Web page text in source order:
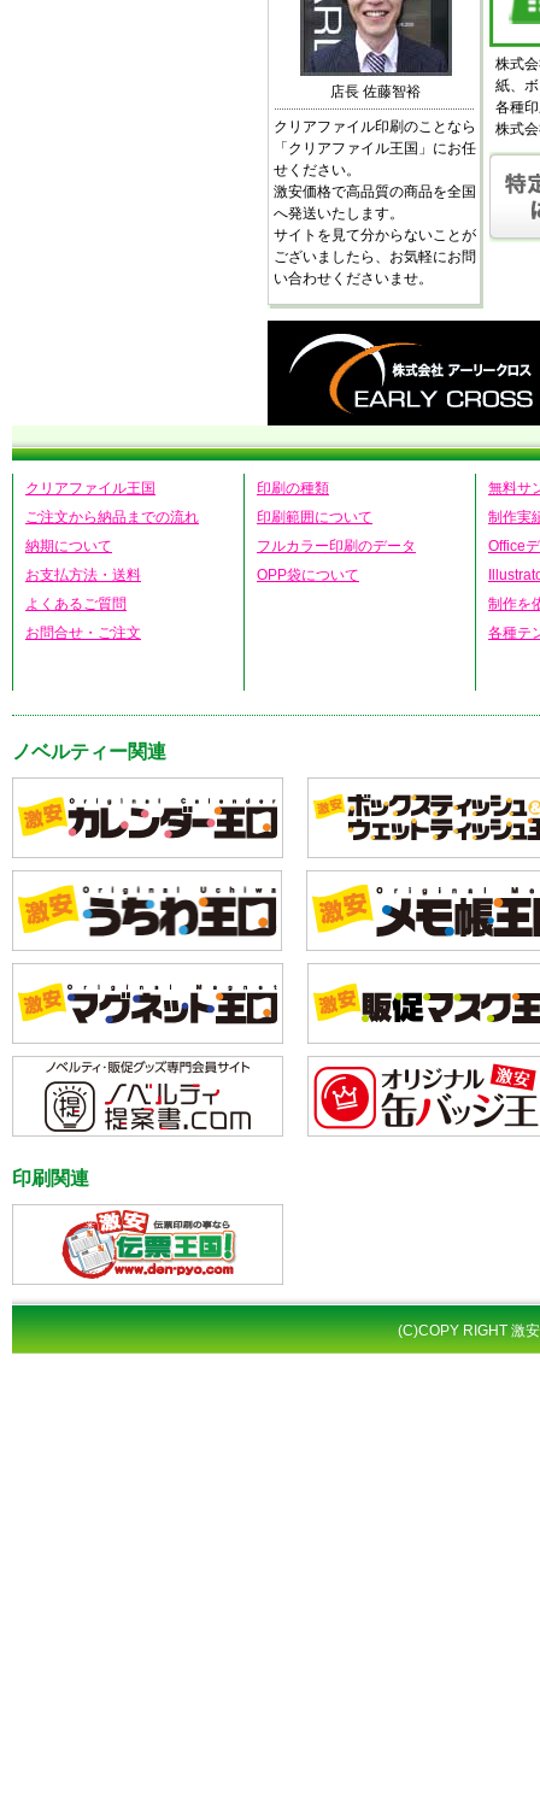
店長 佐藤智裕
クリアファイル印刷のことなら
「クリアファイル王国」にお任
せください。
激安価格で高品質の商品を全国
へ発送いたします。
サイトを見て分からないことが
ございましたら、お気軽にお問
い合わせくださいませ。
株式
紙、
各種
株式
クリアファイル王国
ご注文から納品までの流れ
納期について
お支払方法・送料
よくあるご質問
お問合せ・ご注文
印刷の種類
印刷範囲について
フルカラー印刷のデータ
OPP袋について
無料サ
制作実
Office
制作を
各種テ
ノベルティー関連
印刷関連
(C)COPY RIGHT 激